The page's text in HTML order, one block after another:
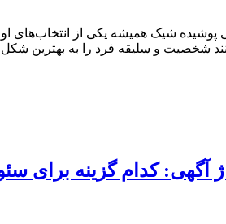
شیک همیشه یکی از انتخاب‌های
شخصیت و سلیقه فرد را به بهترین
آگهی: کدام گزینه برای